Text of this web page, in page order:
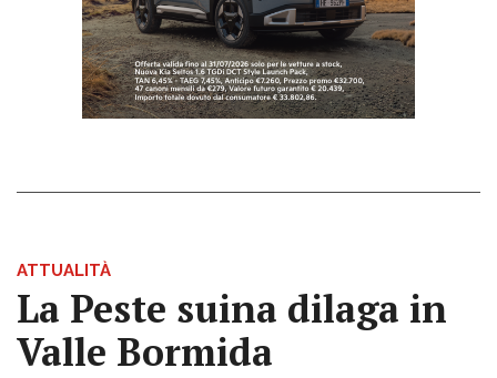
ATTUALITÀ
La Peste suina dilaga in
Valle Bormida